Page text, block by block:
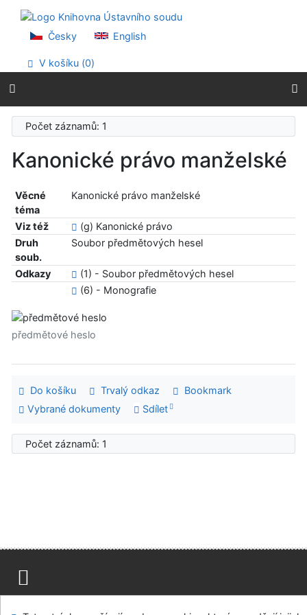
Přejít na menu
Prohlášení o webové přístupnosti
Česky English
V košíku (0)
Počet záznamů: 1
Kanonické právo manželské
Věcné
téma
Kanonické právo manželské
Viz též
(g) Kanonické právo
Druh
soub.
Soubor předmětových hesel
Odkazy
(1) - Soubor předmětových hesel
(6) - Monografie
předmětové heslo
Do košíku Trvalý odkaz
Bookmark
Vybrané dokumenty
Sdílet
Počet záznamů: 1